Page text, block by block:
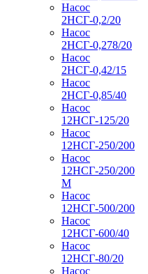
Насос
2НСГ-0,2/20
Насос
2НСГ-0,278/20
Насос
2НСГ-0,42/15
Насос
2НСГ-0,85/40
Насос
12НСГ-125/20
Насос
12НСГ-250/200
Насос
12НСГ-250/200
М
Насос
12НСГ-500/200
Насос
12НСГ-600/40
Насос
12НСГ-80/20
Насос